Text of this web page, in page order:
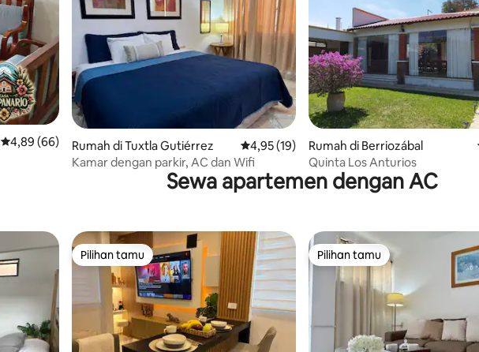
Nilai rata-rata 4,89 dari 5, 66 ulasan
4,89 (66)
Rumah di Tuxtla Gutiérrez Nilai rata-rata 4,95 dari 5, 19 ulasan
4,95 (19)
Kamar dengan parkir, AC dan Wifi
Rumah di Berriozábal
Quinta Los Anturios
Sewa apartemen dengan AC
Pilihan tamu
Pilihan tamu Pilihan tamu
Pilihan tamu